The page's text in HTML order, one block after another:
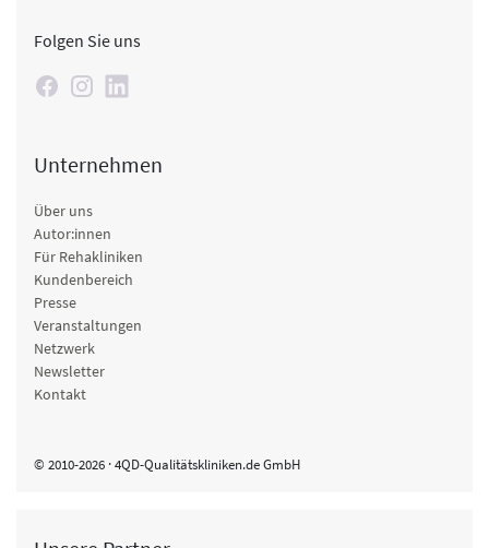
Folgen Sie uns
Unternehmen
Über uns
Autor:innen
Für Rehakliniken
Kundenbereich
Presse
Veranstaltungen
Netzwerk
Newsletter
Kontakt
© 2010-2026 · 4QD-Qualitätskliniken.de GmbH